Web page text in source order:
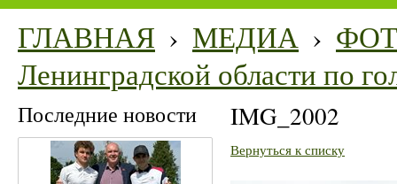
ГЛАВНАЯ › МЕДИА ›
Ленинградской области по
Последние новости IMG_2002
Вернуться к списку